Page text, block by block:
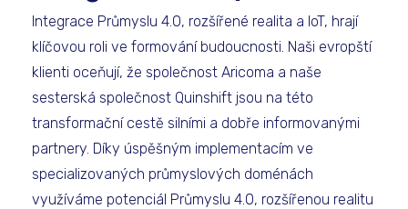
Integrace Průmyslu 4.0, rozšířené realita a IoT, hrají
klíčovou roli ve formování budoucnosti. Naši evropští
klienti oceňují, že společnost Aricoma a naše
sesterská společnost Quinshift jsou na této
transformační cestě silními a dobře informovanými
partnery. Díky úspěšným implementacím ve
specializovaných průmyslových doménách
využíváme potenciál Průmyslu 4.0, rozšířenou realitu